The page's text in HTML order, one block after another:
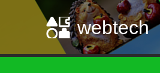
webtech